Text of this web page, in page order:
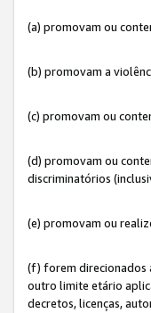
(a) promovam ou
(b) promovam a
(c) promovam ou
(d) promovam ou
discriminatórios
(e) promovam ou
(f) forem direcionados
outro limite etário
decretos, licenças,